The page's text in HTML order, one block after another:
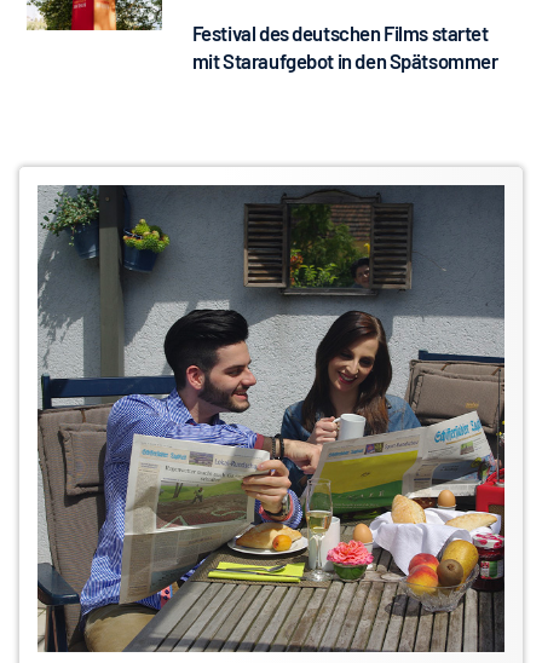
Festival des deutschen Films startet
mit Staraufgebot in den Spätsommer